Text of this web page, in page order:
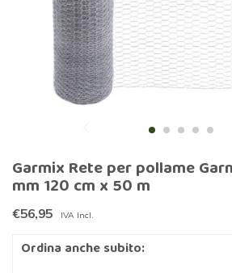
Garmix Rete per pollame
mm 120 cm x 50 m
€56,95 IVA Incl.
Ordina anche subito: